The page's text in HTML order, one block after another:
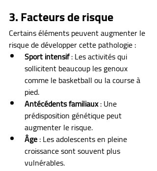
3. Facteurs de risque
Certains éléments peuvent augmenter le
risque de développer cette pathologie :
Sport intensif : Les activités qui
sollicitent beaucoup les genoux
comme le basketball ou la course à
pied.
Antécédents familiaux : Une
prédisposition génétique peut
augmenter le risque.
Âge : Les adolescents en pleine
croissance sont souvent plus
vulnérables.